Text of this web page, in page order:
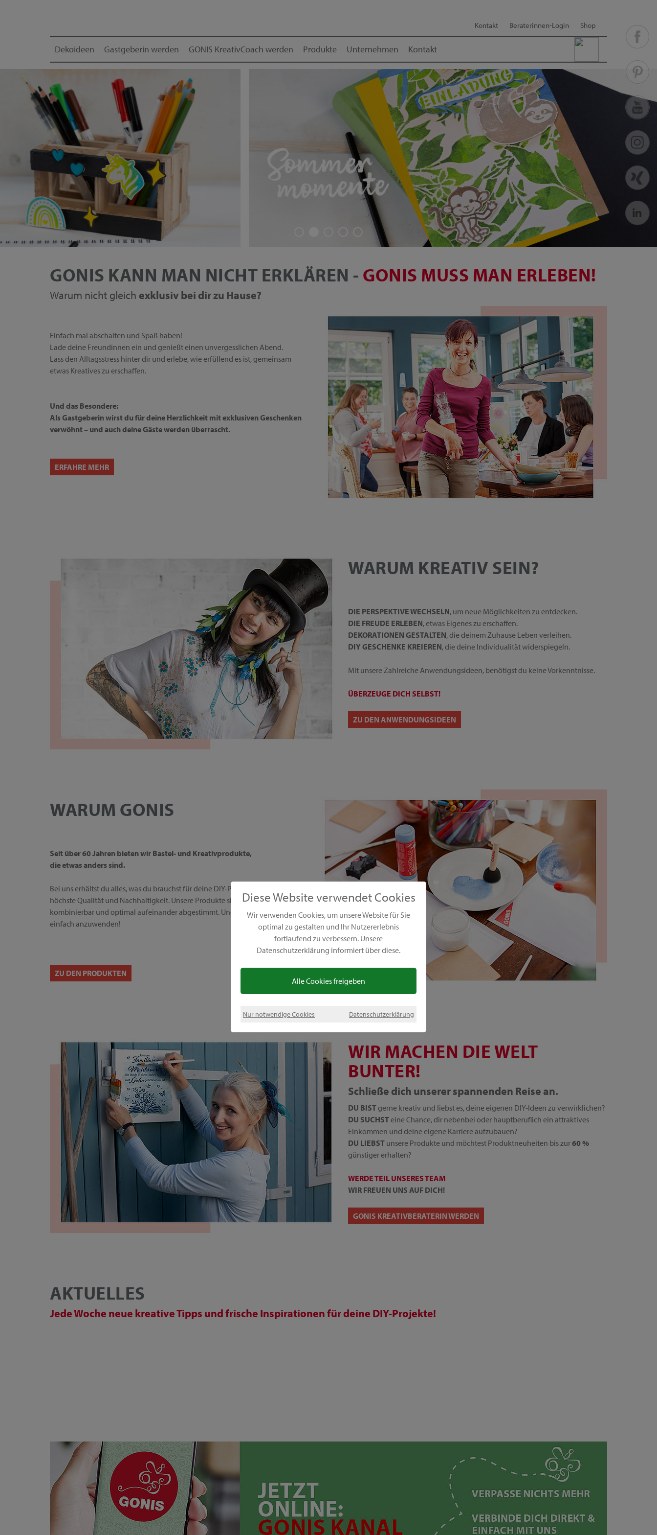
Diese Website verwendet Cookies
Wir verwenden Cookies, um unsere Website für Sie
optimal zu gestalten und Ihr Nutzererlebnis
fortlaufend zu verbessern. Unsere
Datenschutzerklärung informiert über diese.
Alle Cookies freigeben
Nur notwendige Cookies Datenschutzerklärung
Kontakt Beraterinnen-Login Shop
Dekoideen Gastgeberin werden GONIS KreativCoach werden Produkte Unternehmen Kontakt
GONIS KANN MAN NICHT ERKLÄREN - GONIS MUSS MAN ERLEBEN!
Warum nicht gleich exklusiv bei dir zu Hause?
Einfach mal abschalten und Spaß haben!
Lade deine Freundinnen ein und genießt einen unvergesslichen Abend.
Lass den Alltagsstress hinter dir und erlebe, wie erfüllend es ist, gemeinsam
etwas Kreatives zu erschaffen.
Und das Besondere:
Als Gastgeberin wirst du für deine Herzlichkeit mit exklusiven Geschenken
verwöhnt – und auch deine Gäste werden überrascht.
ERFAHRE MEHR
WARUM KREATIV SEIN?
DIE PERSPEKTIVE WECHSELN, um neue Möglichkeiten zu entdecken.
DIE FREUDE ERLEBEN, etwas Eigenes zu erschaffen.
DEKORATIONEN GESTALTEN, die deinem Zuhause Leben verleihen.
DIY GESCHENKE KREIEREN, die deine Individualität widerspiegeln.
Mit unsere Zahlreiche Anwendungsideen, benötigst du keine Vorkenntnisse.
ÜBERZEUGE DICH SELBST!
ZU DEN ANWENDUNGSIDEEN
WARUM GONIS
Seit über 60 Jahren bieten wir Bastel- und Kreativprodukte,
die etwas anders sind.
Bei uns erhältst du alles, was du brauchst für deine DIY-Projekte. Wir setzen auf
höchste Qualität und Nachhaltigkeit. Unsere Produkte sind vielseitig,
kombinierbar und optimal aufeinander abgestimmt. Und das Beste: Sie sind
einfach anzuwenden!
ZU DEN PRODUKTEN
WIR MACHEN DIE WELT
BUNTER!
Schließe dich unserer spannenden Reise an.
DU BISTgerne kreativ und liebst es, deine eigenen DIY-Ideen zu verwirklichen?
DU SUCHSTeine Chance, dir nebenbei oder hauptberuflich ein attraktives
Einkommen und deine eigene Karriere aufzubauen?
DU LIEBST unsere Produkte und möchtest Produktneuheiten bis zur60 %
günstiger erhalten?
WERDE TEIL UNSERES TEAM
WIR FREUEN UNS AUF DICH!
GONIS KREATIVBERATERIN WERDEN
AKTUELLES
Jede Woche neue kreative Tipps und frische Inspirationen für deine DIY-Projekte!